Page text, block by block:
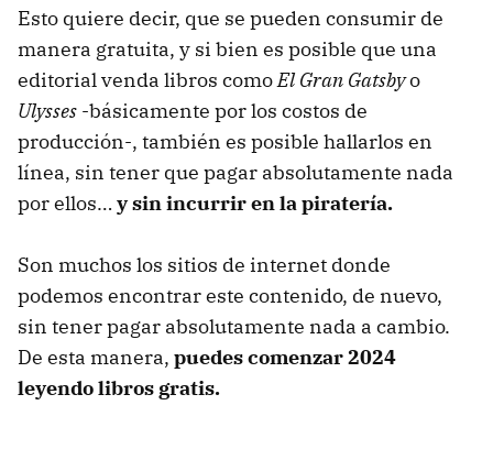
Esto quiere decir, que se pueden consumir de
manera gratuita, y si bien es posible que una
editorial venda libros comoEl Gran Gatsbyo
Ulysses -básicamente por los costos de
producción-, también es posible hallarlos en
línea, sin tener que pagar absolutamente nada
por ellos… y sin incurrir en la piratería.
Son muchos los sitios de internet donde
podemos encontrar este contenido, de nuevo,
sin tener pagar absolutamente nada a cambio.
De esta manera, puedes comenzar 2024
leyendo libros gratis.